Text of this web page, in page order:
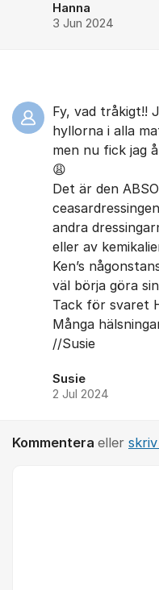
Hanna
3 Jun 2024
Fy, vad tråkigt!!
hyllorna i alla
men nu fick jag
😩
Det är den
andra
eller av
Ken’s
väl börja göra
Tack för svaret
Många
//Susie
Susie
2 Jul 2024
Kommentera eller